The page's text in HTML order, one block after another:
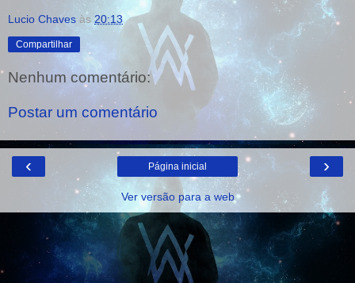
Lucio Chaves às 20:13
Compartilhar
Nenhum comentário:
Postar um comentário
‹ ›
Página inicial
Ver versão para a web